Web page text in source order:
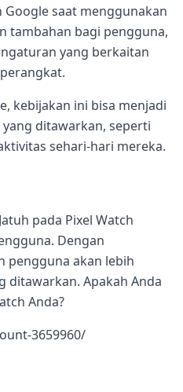
saat menggunakan
tambahan bagi pengguna,
yang berkaitan
kebijakan ini bisa menjadi
ditawarkan, seperti
sehari-hari mereka.
pada Pixel Watch
Dengan
pengguna akan lebih
ditawarkan. Apakah Anda
Anda?
3659960/